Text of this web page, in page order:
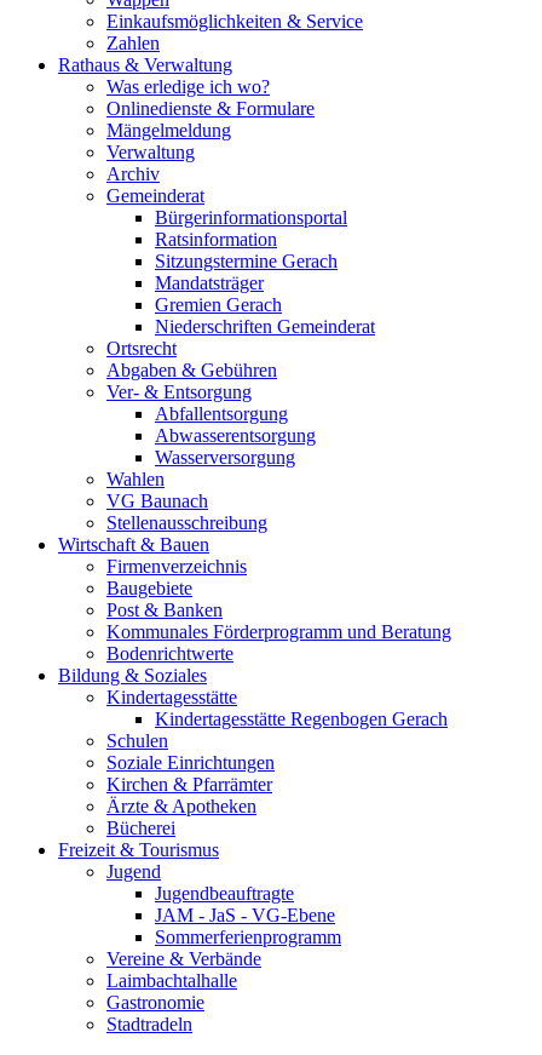
Einkaufsmöglichkeiten & Service
Zahlen
Rathaus & Verwaltung
Was erledige ich wo?
Onlinedienste & Formulare
Mängelmeldung
Verwaltung
Archiv
Gemeinderat
Bürgerinformationsportal
Ratsinformation
Sitzungstermine Gerach
Mandatsträger
Gremien Gerach
Niederschriften Gemeinderat
Ortsrecht
Abgaben & Gebühren
Ver- & Entsorgung
Abfallentsorgung
Abwasserentsorgung
Wasserversorgung
Wahlen
VG Baunach
Stellenausschreibung
Wirtschaft & Bauen
Firmenverzeichnis
Baugebiete
Post & Banken
Kommunales Förderprogramm und Beratung
Bodenrichtwerte
Bildung & Soziales
Kindertagesstätte
Kindertagesstätte Regenbogen Gerach
Schulen
Soziale Einrichtungen
Kirchen & Pfarrämter
Ärzte & Apotheken
Bücherei
Freizeit & Tourismus
Jugend
Jugendbeauftragte
JAM - JaS - VG-Ebene
Sommerferienprogramm
Vereine & Verbände
Laimbachtalhalle
Gastronomie
Stadtradeln